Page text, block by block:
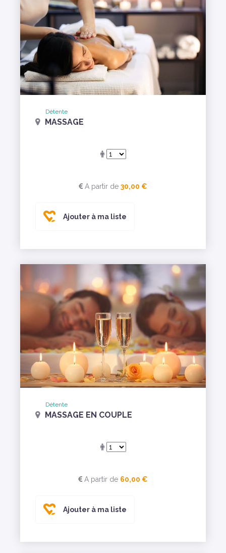
Détente
MASSAGE
A partir de 30,00 €
Ajouter à ma liste
Détente
MASSAGE EN COUPLE
A partir de 60,00 €
Ajouter à ma liste